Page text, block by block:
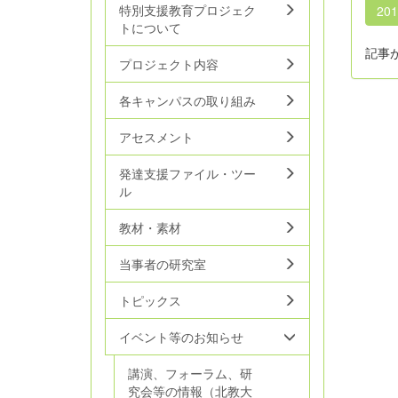
記事
特別支援教育プロジェク
トについて
プロジェクト内容
各キャンパスの取り組み
アセスメント
発達支援ファイル・ツー
ル
教材・素材
当事者の研究室
トピックス
イベント等のお知らせ
講演、フォーラム、研
究会等の情報（北教大